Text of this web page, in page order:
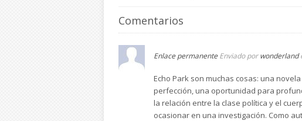
Comentarios
Enlace permanente Enviado porwonderland
Echo Park son muchas cosas: una
perfección, una oportunidad para
la relación entre la clase política y el
ocasionar en una investigación. Como